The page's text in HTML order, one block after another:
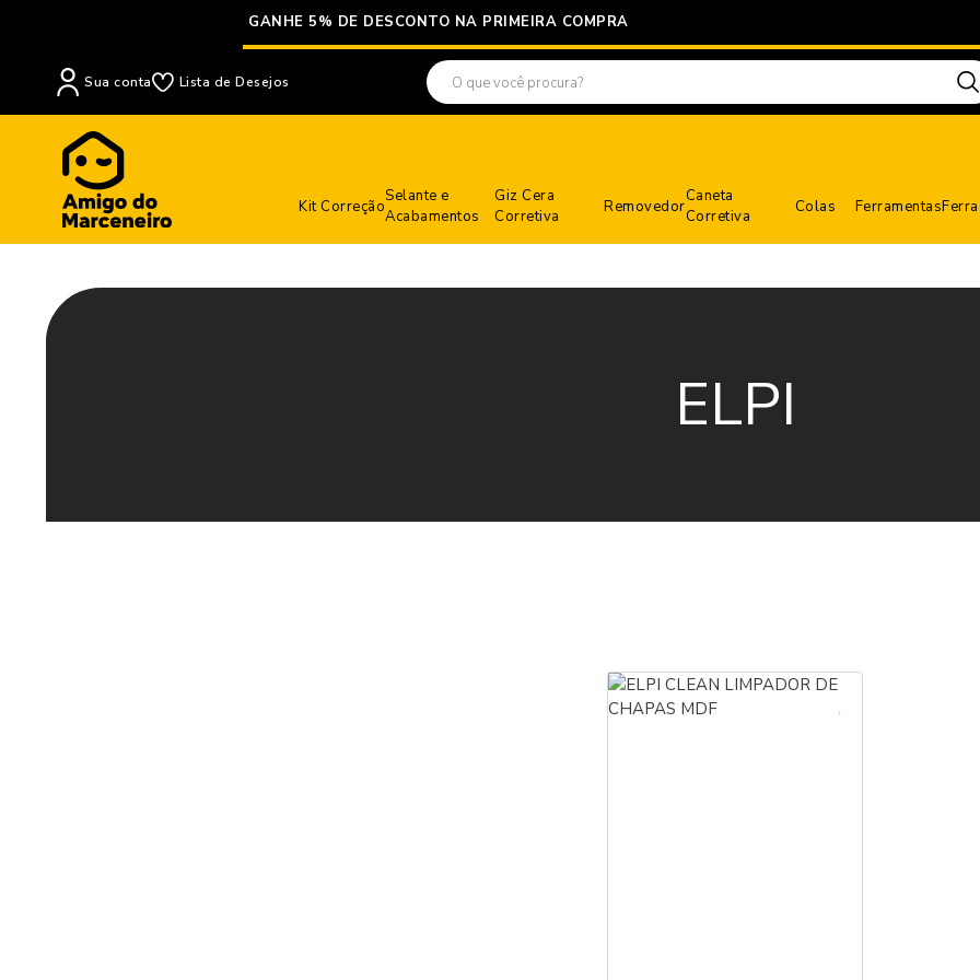
GANHE 5% DE DESCONTO NA PRIMEIRA COMPRA
Sua conta Lista de Desejos
Kit Correção
Selante e
Acabamentos
Giz Cera
Corretiva
Removedor
Caneta
Corretiva
Colas Ferramentas
ELPI